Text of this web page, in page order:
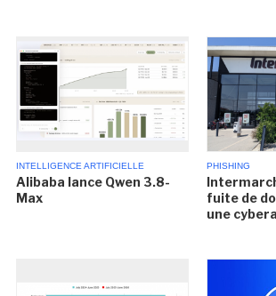
INTELLIGENCE ARTIFICIELLE
Alibaba lance Qwen 3.8-
Max
PHISHING
fuite de
une